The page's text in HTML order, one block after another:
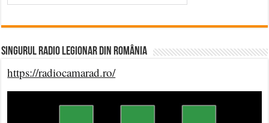
Singurul Radio Legionar din România
https://radiocamarad.ro/